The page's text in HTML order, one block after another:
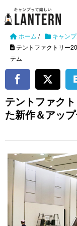
ホーム / キャン
テントファクトリー
テム
テントファク
た新作＆アッ